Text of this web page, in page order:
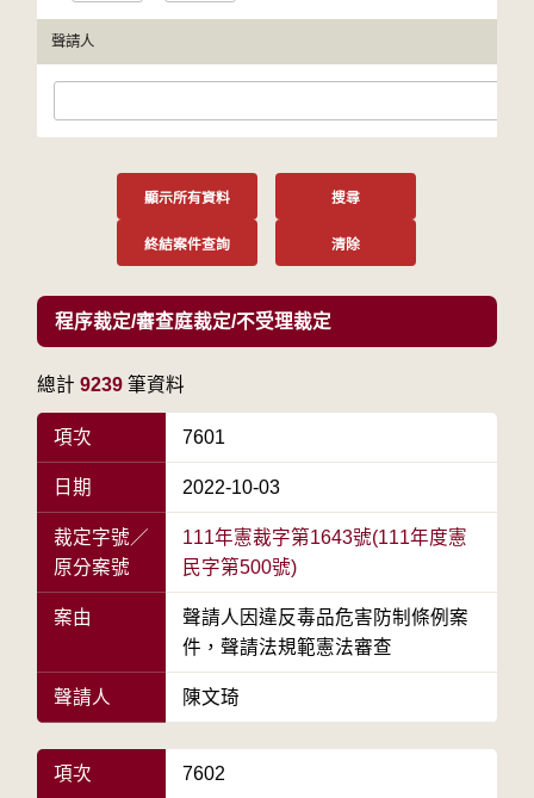
聲請人
顯示所有資料 搜尋
終結案件查詢 清除
程序裁定/審查庭裁定/不受理裁定
總計 9239 筆資料
項次 7601
日期 2022-10-03
裁定字號／
原分案號
111年憲裁字第1643號(111年度憲
民字第500號)
案由
聲請人因違反毒品危害防制條例案
件，聲請法規範憲法審查
聲請人 陳文琦
項次 7602